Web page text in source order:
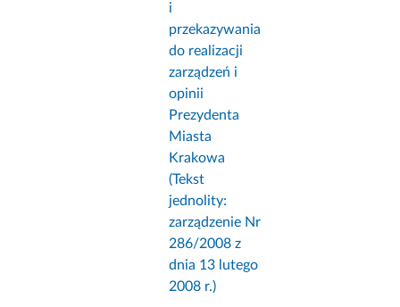
i
przekazywania
do realizacji
zarządzeń i
opinii
Prezydenta
Miasta
Krakowa
(Tekst
jednolity:
zarządzenie Nr
286/2008 z
dnia 13 lutego
2008 r.)